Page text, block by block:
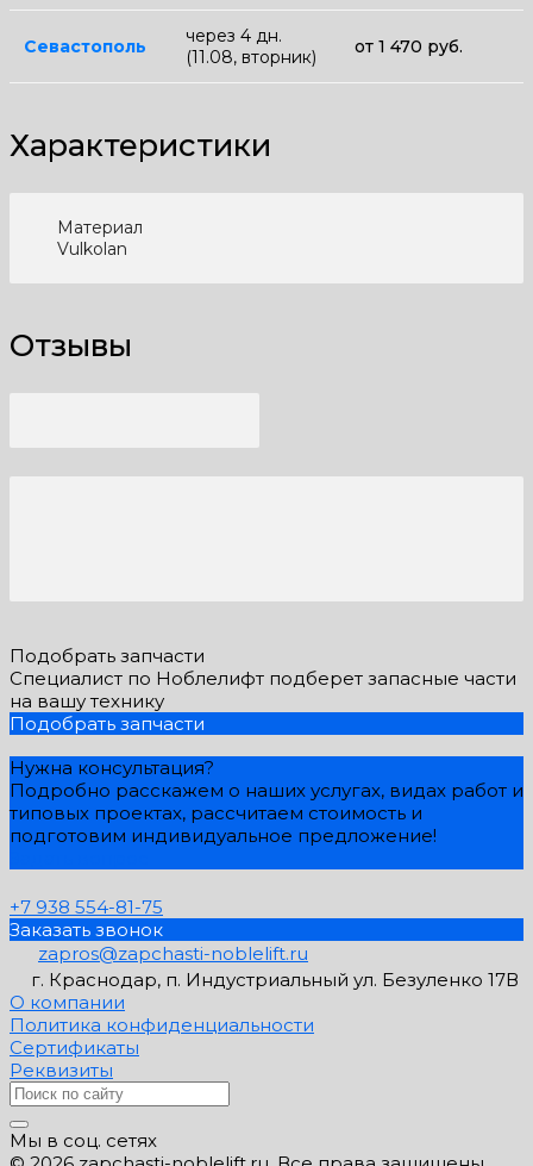
Севастополь
через 4 дн.
(11.08, вторник)
от 1 470 руб.
Характеристики
Материал
Vulkolan
Отзывы
Подобрать запчасти
Специалист по Ноблелифт подберет запасные части
на вашу технику
Подобрать запчасти
Нужна консультация?
Подробно расскажем о наших услугах, видах работ и
типовых проектах, рассчитаем стоимость и
подготовим индивидуальное предложение!
+7 938 554-81-75
Заказать звонок
zapros@zapchasti-noblelift.ru
г. Краснодар, п. Индустриальный ул. Безуленко 17В
О компании
Политика конфиденциальности
Сертификаты
Реквизиты
Мы в соц. сетях